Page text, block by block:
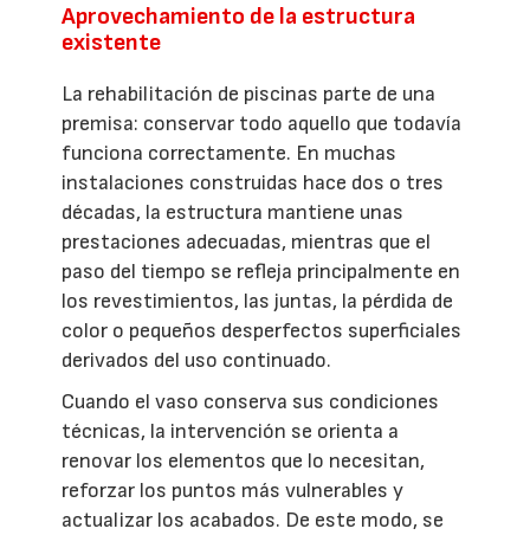
Aprovechamiento de la estructura
existente
La rehabilitación de piscinas parte de una
premisa: conservar todo aquello que todavía
funciona correctamente. En muchas
instalaciones construidas hace dos o tres
décadas, la estructura mantiene unas
prestaciones adecuadas, mientras que el
paso del tiempo se refleja principalmente en
los revestimientos, las juntas, la pérdida de
color o pequeños desperfectos superficiales
derivados del uso continuado.
Cuando el vaso conserva sus condiciones
técnicas, la intervención se orienta a
renovar los elementos que lo necesitan,
reforzar los puntos más vulnerables y
actualizar los acabados. De este modo, se